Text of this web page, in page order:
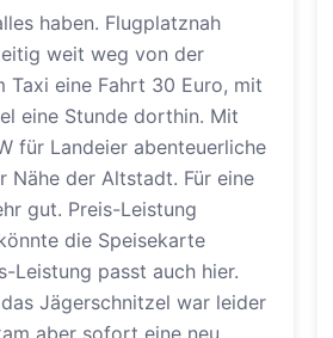
haben. Flugplatznah
weit weg von der
Taxi eine Fahrt 30 Euro, mit
eine Stunde dorthin. Mit
für Landeier abenteuerliche
Nähe der Altstadt. Für eine
gut. Preis-Leistung
die Speisekarte
Leistung passt auch hier.
Jägerschnitzel war leider
aber sofort eine neu